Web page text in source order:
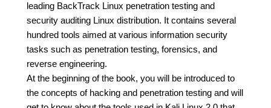
leading BackTrack Linux penetration testing and
security auditing Linux distribution. It contains several
hundred tools aimed at various information security
tasks such as penetration testing, forensics, and
reverse engineering.
At the beginning of the book, you will be introduced to
the concepts of hacking and penetration testing and will